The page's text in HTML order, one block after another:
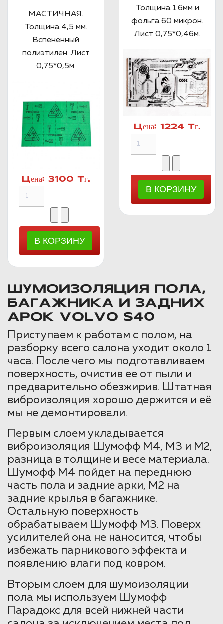
МАСТИЧНАЯ.
Толщина 4,5 мм.
Вспененный
полиэтилен. Лист
0,75*0,5м.
Цена: 3100 Тг.
Толщина 1.6мм и
фольга 60 микрон.
Лист 0,75*0,46м.
Цена: 1224 Тг.
ШУМОИЗОЛЯЦИЯ ПОЛА,
БАГАЖНИКА И ЗАДНИХ
АРОК VOLVO S40
Приступаем к работам с полом, на
разборку всего салона уходит около 1
часа. После чего мы подготавливаем
поверхность, очистив ее от пыли и
предварительно обезжирив. Штатная
виброизоляция хорошо держится и её
мы не демонтировали.
Первым слоем укладывается
виброизоляция Шумофф М4, М3 и М2,
разница в толщине и весе материала.
Шумофф М4 пойдет на переднюю
часть пола и задние арки, М2 на
задние крылья в багажнике.
Остальную поверхность
обрабатываем Шумофф М3. Поверх
усилителей она не наносится, чтобы
избежать парникового эффекта и
появлению влаги под ковром.
Вторым слоем для шумоизоляции
пола мы используем Шумофф
Парадокс для всей нижней части